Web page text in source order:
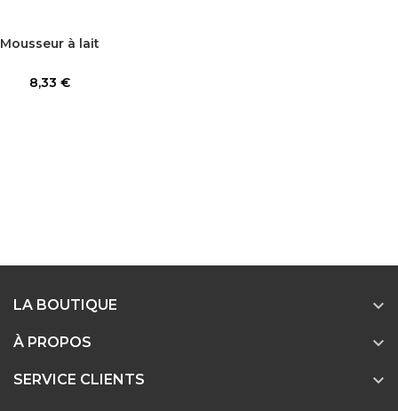
Mousseur à lait
Prix
8,33 €
LA BOUTIQUE 
À PROPOS 
SERVICE CLIENTS 